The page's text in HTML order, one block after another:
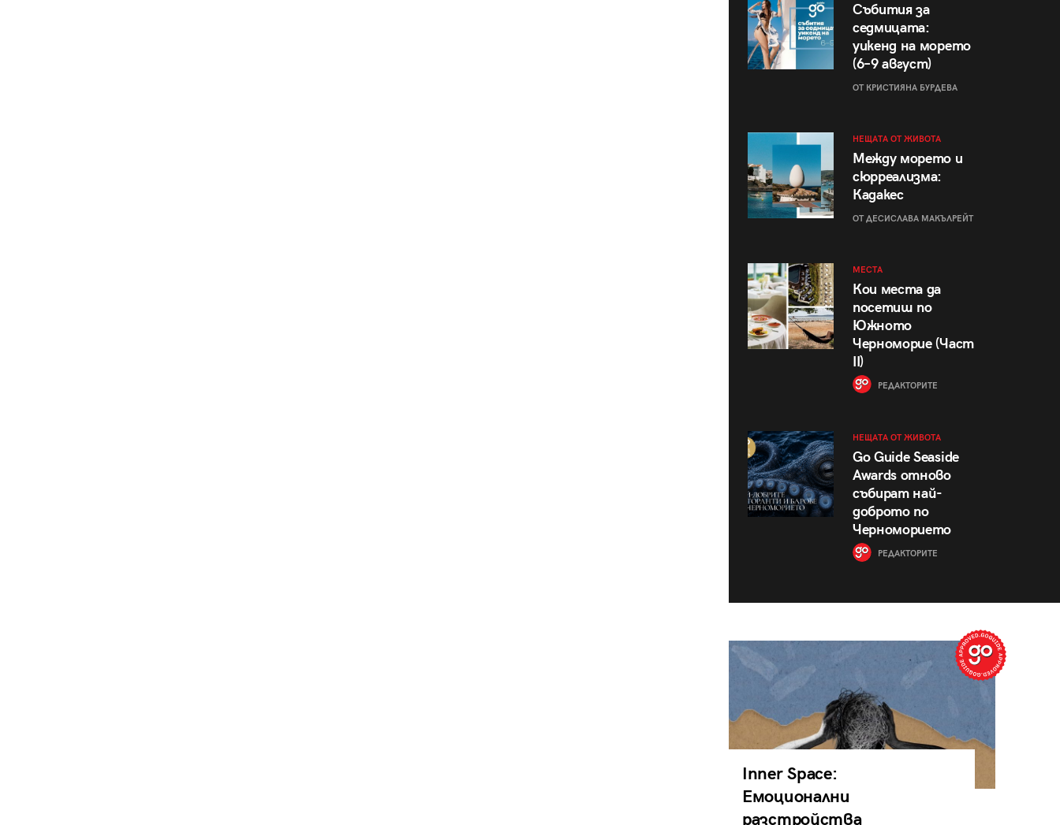
Събития за
седмицата:
уикенд на морето
(6–9 август)
ОТ КРИСТИЯНА БУРДЕВА
НЕЩАТА ОТ ЖИВОТА
Между морето и
сюрреализма:
Кадакес
ОТ ДЕСИСЛАВА МАКЪЛРЕЙТ
МЕСТА
Кои места да
посетиш по
Южното
Черноморие (Част
II)
РЕДАКТОРИТЕ
НЕЩАТА ОТ ЖИВОТА
Go Guide Seaside
Awards отново
събират най-
доброто по
Черноморието
РЕДАКТОРИТЕ
Inner Space:
Емоционални
разстройства